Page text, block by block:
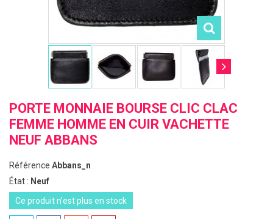
PORTE MONNAIE BOURSE CLIC CLAC
FEMME HOMME EN CUIR VACHETTE
NEUF ABBANS
Référence Abbans_n
État : Neuf
Ce produit n'est plus en stock